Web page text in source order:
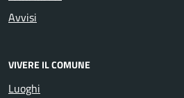
Avvisi
VIVERE IL COMUNE
Luoghi